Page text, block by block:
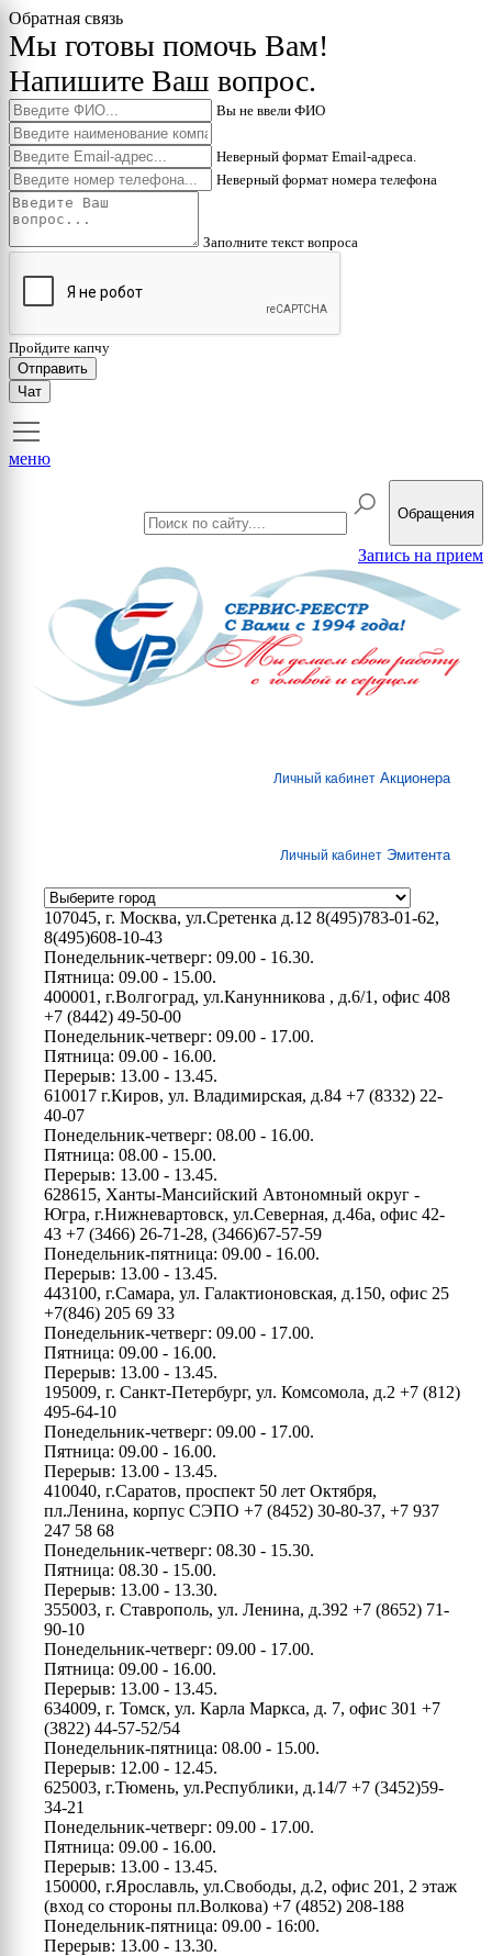
Обратная связь
Мы готовы помочь Вам!
Напишите Ваш вопрос.
Вы не ввели ФИО
Неверный формат Email-адреса.
Неверный формат номера телефона
Заполните текст вопроса
Пройдите капчу
Отправить
Чат
меню
Обращения
Запись на прием
Личный кабинет Акционера
Личный кабинет Эмитента
107045, г. Москва, ул.Сретенка д.12 8(495)783-01-62,
8(495)608-10-43
Понедельник-четверг: 09.00 - 16.30.
Пятница: 09.00 - 15.00.
400001, г.Волгоград, ул.Канунникова , д.6/1, офис 408
+7 (8442) 49-50-00
Понедельник-четверг: 09.00 - 17.00.
Пятница: 09.00 - 16.00.
Перерыв: 13.00 - 13.45.
610017 г.Киров, ул. Владимирская, д.84 +7 (8332) 22-
40-07
Понедельник-четверг: 08.00 - 16.00.
Пятница: 08.00 - 15.00.
Перерыв: 13.00 - 13.45.
628615, Ханты-Мансийский Автономный округ -
Югра, г.Нижневартовск, ул.Северная, д.46а, офис 42-
43 +7 (3466) 26-71-28, (3466)67-57-59
Понедельник-пятница: 09.00 - 16.00.
Перерыв: 13.00 - 13.45.
443100, г.Самара, ул. Галактионовская, д.150, офис 25
+7(846) 205 69 33
Понедельник-четверг: 09.00 - 17.00.
Пятница: 09.00 - 16.00.
Перерыв: 13.00 - 13.45.
195009, г. Санкт-Петербург, ул. Комсомола, д.2 +7 (812)
495-64-10
Понедельник-четверг: 09.00 - 17.00.
Пятница: 09.00 - 16.00.
Перерыв: 13.00 - 13.45.
410040, г.Саратов, проспект 50 лет Октября,
пл.Ленина, корпус СЭПО +7 (8452) 30-80-37, +7 937
247 58 68
Понедельник-четверг: 08.30 - 15.30.
Пятница: 08.30 - 15.00.
Перерыв: 13.00 - 13.30.
355003, г. Ставрополь, ул. Ленина, д.392 +7 (8652) 71-
90-10
Понедельник-четверг: 09.00 - 17.00.
Пятница: 09.00 - 16.00.
Перерыв: 13.00 - 13.45.
634009, г. Томск, ул. Карла Маркса, д. 7, офис 301 +7
(3822) 44-57-52/54
Понедельник-пятница: 08.00 - 15.00.
Перерыв: 12.00 - 12.45.
625003, г.Тюмень, ул.Республики, д.14/7 +7 (3452)59-
34-21
Понедельник-четверг: 09.00 - 17.00.
Пятница: 09.00 - 16.00.
Перерыв: 13.00 - 13.45.
150000, г.Ярославль, ул.Свободы, д.2, офис 201, 2 этаж
(вход со стороны пл.Волкова) +7 (4852) 208-188
Понедельник-пятница: 09.00 - 16:00.
Перерыв: 13.00 - 13.30.